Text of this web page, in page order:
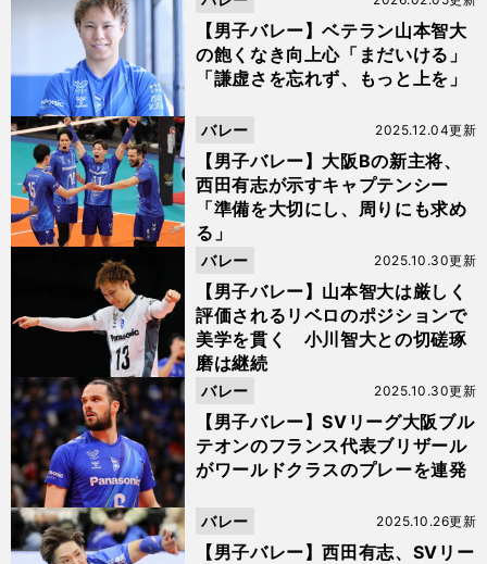
【男子バレー】ベテラン山本智大
の飽くなき向上心「まだいける」
「謙虚さを忘れず、もっと上を」
【男子バレー】大阪Bの新主将、
西田有志が示すキャプテンシー
「準備を大切にし、周りにも求め
る」
2025.12.04更新
バレー
【男子バレー】山本智大は厳しく
評価されるリベロのポジションで
美学を貫く 小川智大との切磋琢
磨は継続
2025.10.30更新
バレー
【男子バレー】SVリーグ大阪ブル
テオンのフランス代表ブリザール
がワールドクラスのプレーを連発
2025.10.30更新
バレー
【男子バレー】西田有志、SVリー
2025.10.26更新
バレー